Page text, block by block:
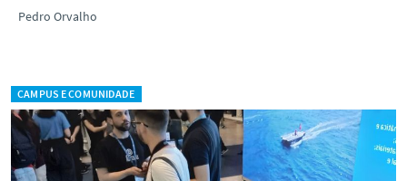
Pedro Orvalho
CAMPUS E COMUNIDADE